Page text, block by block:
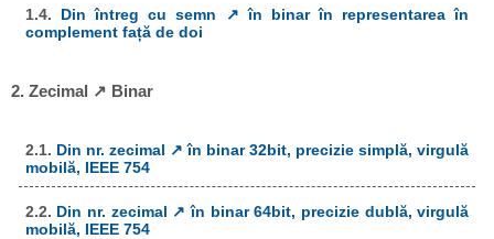
1.4. Din întreg cu semn ↗ în binar în representarea în
complement față de doi
2. Zecimal ↗ Binar
2.1. Din nr. zecimal ↗ în binar 32bit, precizie simplă, virgulă
mobilă, IEEE 754
2.2. Din nr. zecimal ↗ în binar 64bit, precizie dublă, virgulă
mobilă, IEEE 754